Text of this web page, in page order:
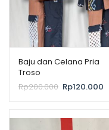
Baju dan Celana Pria
Troso
Rp200.000 Rp120.000